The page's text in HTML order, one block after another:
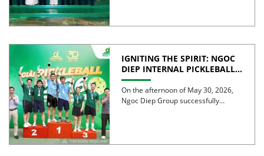
IGNITING THE SPIRIT: NGOC
DIEP INTERNAL PICKLEBALL
TOURNAMENT 2026
CELEBRATES 30 YEARS OF
EXCELLENCE
On the afternoon of May 30, 2026,
Ngoc Diep Group successfully